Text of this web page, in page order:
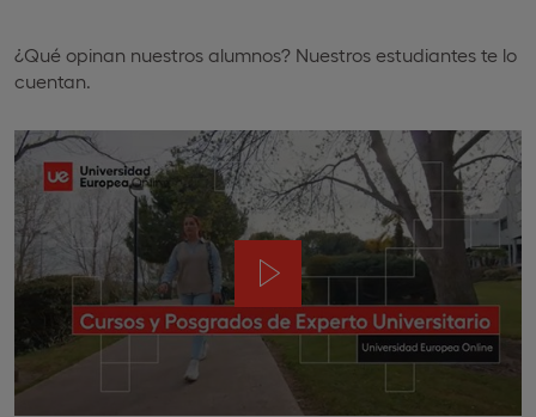
¿Qué opinan nuestros alumnos? Nuestros estudiantes te lo
cuentan.